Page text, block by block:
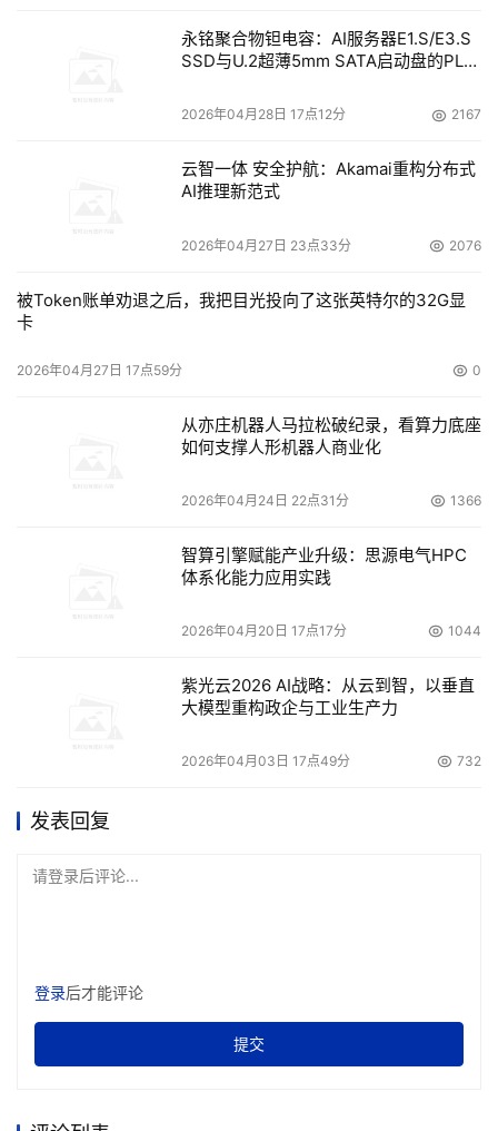
永铭聚合物钽电容：AI服务器E1.S/E3.S
SSD与U.2超薄5mm SATA启动盘的PLP
2026年04月28日 17点12分 2167
云智一体 安全护航：Akamai重构分布式
AI推理新范式
2026年04月27日 23点33分 2076
被Token账单劝退之后，我把目光投向了这张英特尔的32G显
卡
2026年04月27日 17点59分 0
从亦庄机器人马拉松破纪录，看算力底座
如何支撑人形机器人商业化
2026年04月24日 22点31分 1366
智算引擎赋能产业升级：思源电气HPC
体系化能力应用实践
2026年04月20日 17点17分 1044
紫光云2026 AI战略：从云到智，以垂直
大模型重构政企与工业生产力
2026年04月03日 17点49分 732
发表回复
请登录后评论...
登录后才能评论
提交